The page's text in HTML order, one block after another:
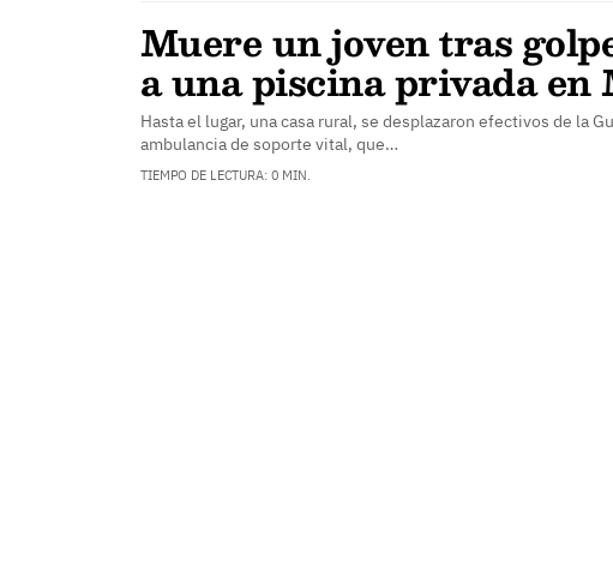
Muere un joven tras
a una piscina privada en
Hasta el lugar, una casa rural, se desplazaron efectivos de la
ambulancia de soporte vital, que…
TIEMPO DE LECTURA: 0 MIN.